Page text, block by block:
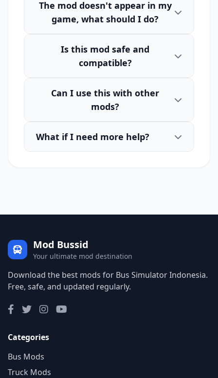
The mod doesn't appear in my
game, what should I do?
Is this mod safe and
compatible?
Can I use this with other
mods?
What if I need more help?
Mod Bussid
Your ultimate mod destination
Download the best mods for Bus Simulator Indonesia.
Free, safe, and updated regularly.
Categories
Bus Mods
Truck Mods